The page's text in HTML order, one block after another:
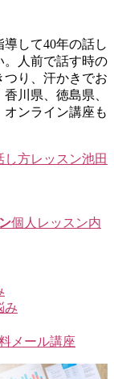
して40年の話し
。人前で話す時の
つり、汗かきでお
川県、徳島県、
ンライン講座も
個人レッスン内
み
メール講座